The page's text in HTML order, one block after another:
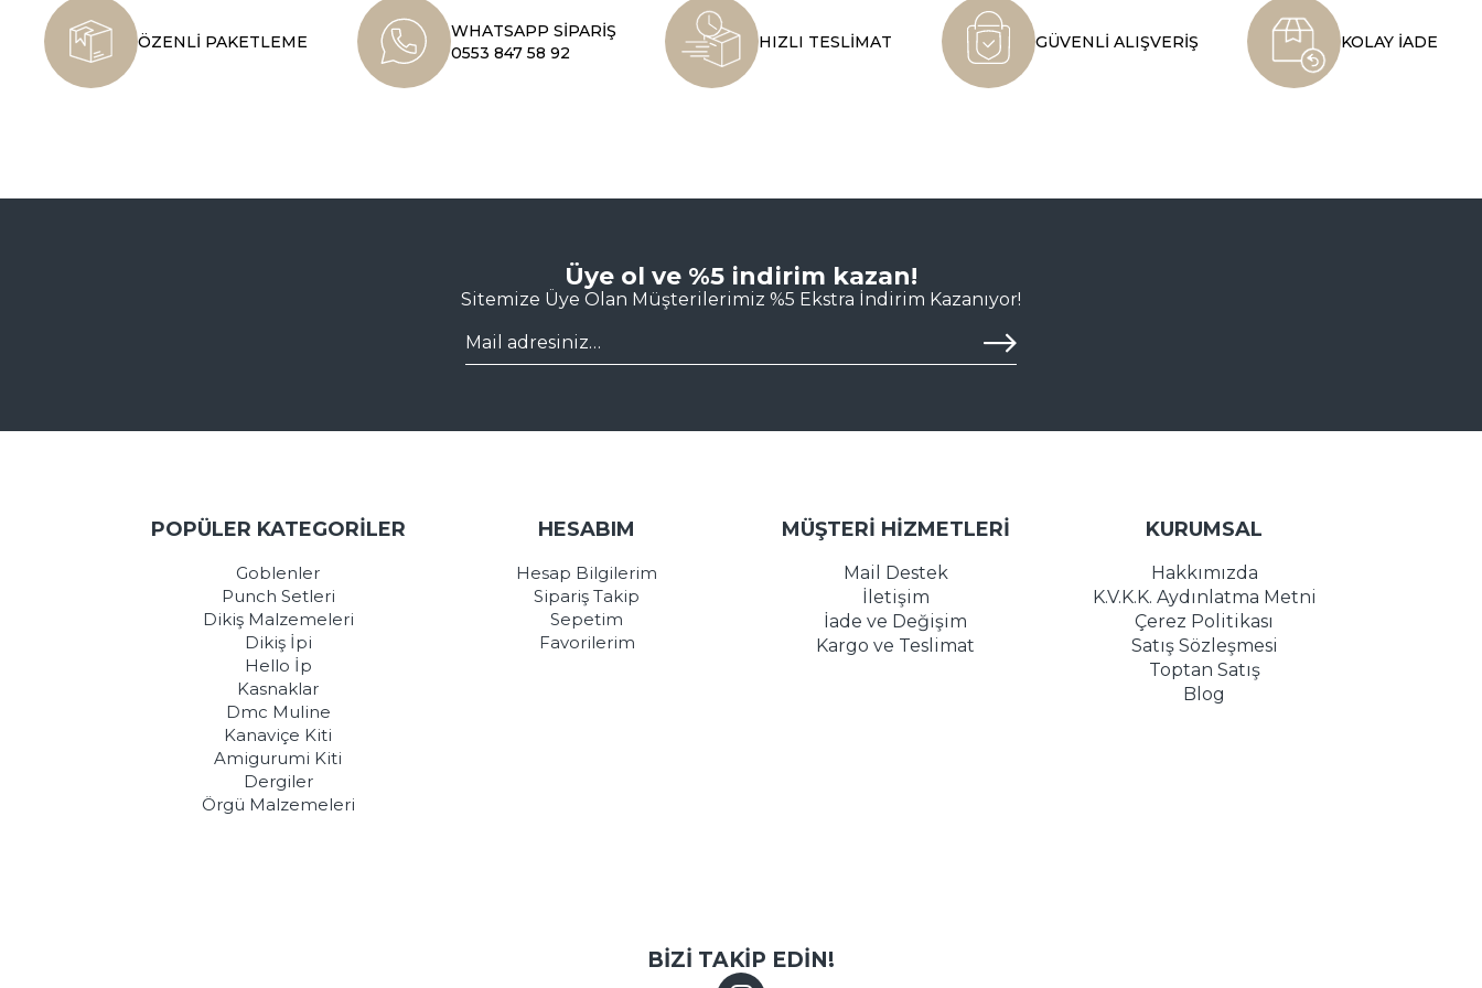
ÖZENLİ PAKETLEME
WHATSAPP SİPARİŞ
0553 847 58 92
HIZLI TESLİMAT GÜVENLİ ALIŞVERİŞ KOLAY İADE
Üye ol ve %5 indirim kazan!
Sitemize Üye Olan Müşterilerimiz %5 Ekstra İndirim Kazanıyor!
POPÜLER KATEGORİLER
Goblenler
Punch Setleri
Dikiş Malzemeleri
Dikiş İpi
Hello İp
Kasnaklar
Dmc Muline
Kanaviçe Kiti
Amigurumi Kiti
Dergiler
Örgü Malzemeleri
HESABIM
Hesap Bilgilerim
Sipariş Takip
Sepetim
Favorilerim
MÜŞTERİ HİZMETLERİ
Mail Destek
İletişim
İade ve Değişim
Kargo ve Teslimat
KURUMSAL
Hakkımızda
K.V.K.K. Aydınlatma Metni
Çerez Politikası
Satış Sözleşmesi
Toptan Satış
Blog
BİZİ TAKİP EDİN!